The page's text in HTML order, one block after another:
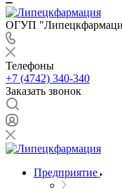
ОГУП
Телефоны
+7 (4742) 340-340
Заказать звонок
Предприятие